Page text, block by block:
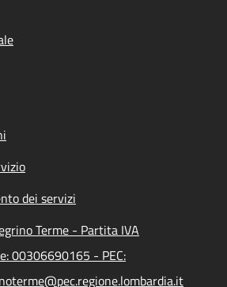
dei servizi
Terme - Partita IVA
00306690165 - PEC: